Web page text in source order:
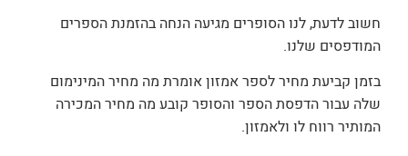
חשוב לדעת, לנו הסופרים מגיעה הנחה בהזמנת הספרים
המודפסים שלנו.
בזמן קביעת מחיר לספר אמזון אומרת מה מחיר המינימום
שלה עבור הדפסת הספר והסופר קובע מה מחיר המכירה
המותיר רווח לו ולאמזון.